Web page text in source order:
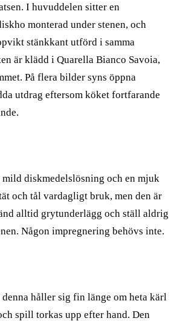
I huvuddelen sitter en
monterad under stenen, och
stänkkant utförd i samma
är klädd i Quarella Bianco Savoia,
På flera bilder syns öppna
utdrag eftersom köket fortfarande
mild diskmedelslösning och en mjuk
och tål vardagligt bruk, men den är
alltid grytunderlägg och ställ aldrig
Någon impregnering behövs inte.
håller sig fin länge om heta kärl
spill torkas upp efter hand. Den